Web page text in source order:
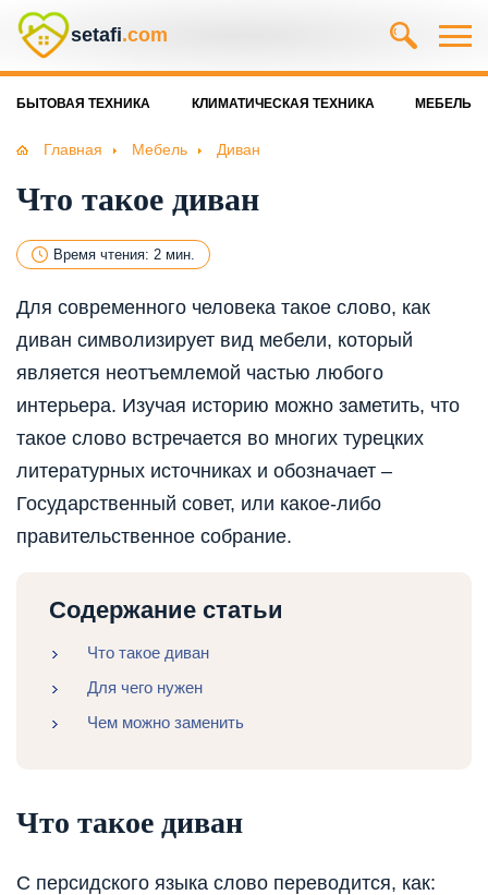
setafi.com
БЫТОВАЯ ТЕХНИКА КЛИМАТИЧЕСКАЯ ТЕХНИКА МЕБЕЛЬ
Главная Мебель Диван
Что такое диван
Время чтения: 2 мин.
Для современного человека такое слово, как
диван символизирует вид мебели, который
является неотъемлемой частью любого
интерьера. Изучая историю можно заметить, что
такое слово встречается во многих турецких
литературных источниках и обозначает –
Государственный совет, или какое-либо
правительственное собрание.
Содержание статьи
Что такое диван
Для чего нужен
Чем можно заменить
Что такое диван
С персидского языка слово переводится, как: